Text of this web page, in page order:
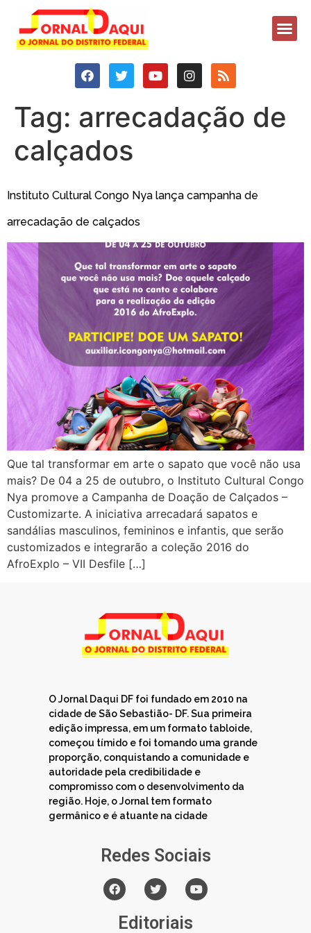
Tag: arrecadação de
calçados
Instituto Cultural Congo Nya lança campanha de
arrecadação de calçados
Que tal transformar em arte o sapato que você não usa
mais? De 04 a 25 de outubro, o Instituto Cultural Congo
Nya promove a Campanha de Doação de Calçados –
Customizarte. A iniciativa arrecadará sapatos e
sandálias masculinos, femininos e infantis, que serão
customizados e integrarão a coleção 2016 do
AfroExplo – VII Desfile […]
O Jornal Daqui DF foi fundado em 2010 na
cidade de São Sebastião- DF. Sua primeira
edição impressa, em um formato tabloide,
começou tímido e foi tomando uma grande
proporção, conquistando a comunidade e
autoridade pela credibilidade e
compromisso com o desenvolvimento da
região. Hoje, o Jornal tem formato
germânico e é atuante na cidade
Redes Sociais
Editoriais